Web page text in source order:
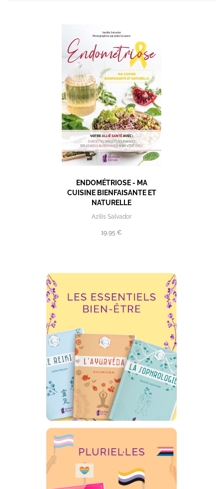
ENDOMÉTRIOSE - MA
CUISINE BIENFAISANTE ET
NATURELLE
Azilis Salvador
19,95 €